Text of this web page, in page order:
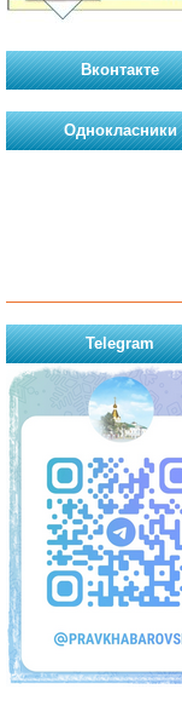
Вконтакте
Однокласники
Telegram